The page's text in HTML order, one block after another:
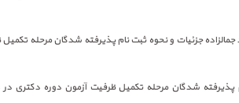
جمالزاده جزئیات و نحوه ثبت نام پذیرفته شدگان مرحله
پذیرفته شدگان مرحله تکمیل ظرفیت آزمون دوره دکتری در